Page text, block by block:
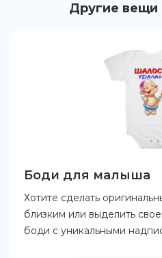
Другие вещи
Боди для малыша
Хотите сделать
близким или выделить
боди с уникальными